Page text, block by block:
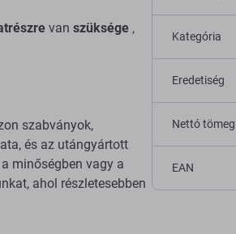
van szüksége ,
szabványok,
és az utángyártott
minőségben vagy a
ahol részletesebben
Kategória
Eredetiség
Nettó
EAN